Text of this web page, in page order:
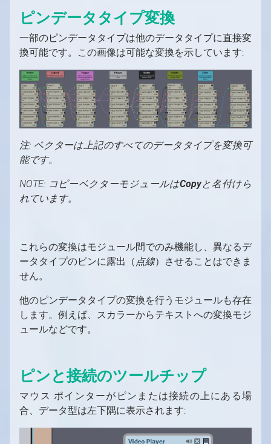
ピンデータタイプ変換
一部のピンデータタイプは他のデータタイプに直接変
換可能です。この画像は可能な変換を示しています:
注: ベクターは上記のすべてのデータタイプを変換可
能です。
NOTE: コピーベクターモジュールはCopyと名付けら
れています。
これらの変換はモジュール間でのみ機能し、異なるデ
ータタイプのピンに露出（ 点線）させることはできま
せん。
他のピンデータタイプの変換を行うモジュールも存在
します。例えば、スカラーからテキストへの変換モジ
ュールなどです。
ピンと接続のツールチップ
マウス ポインターがピンまたは接続の上にある場
合、データ型は左下隅に表示されます: